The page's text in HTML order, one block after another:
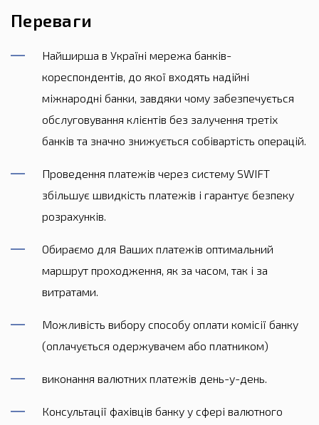
Переваги
Найширша в Україні мережа банків-
кореспондентів, до якої входять надійні
міжнародні банки, завдяки чому забезпечується
обслуговування клієнтів без залучення третіх
банків та значно знижується собівартість операцій.
Проведення платежів через систему SWIFT
збільшує швидкість платежів і гарантує безпеку
розрахунків.
Обираємо для Ваших платежів оптимальний
маршрут проходження, як за часом, так і за
витратами.
Можливість вибору способу оплати комісії банку
(оплачується одержувачем або платником)
виконання валютних платежів день-у-день.
Консультації фахівців банку у сфері валютного